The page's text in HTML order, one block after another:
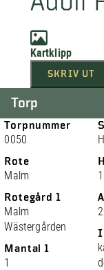
Kartklipp
SKRIV UT
Torp
Torpnummer
0050
Rote
Malm
Rotegård 1
Malm
Wästergården
Mantal 1
1
1